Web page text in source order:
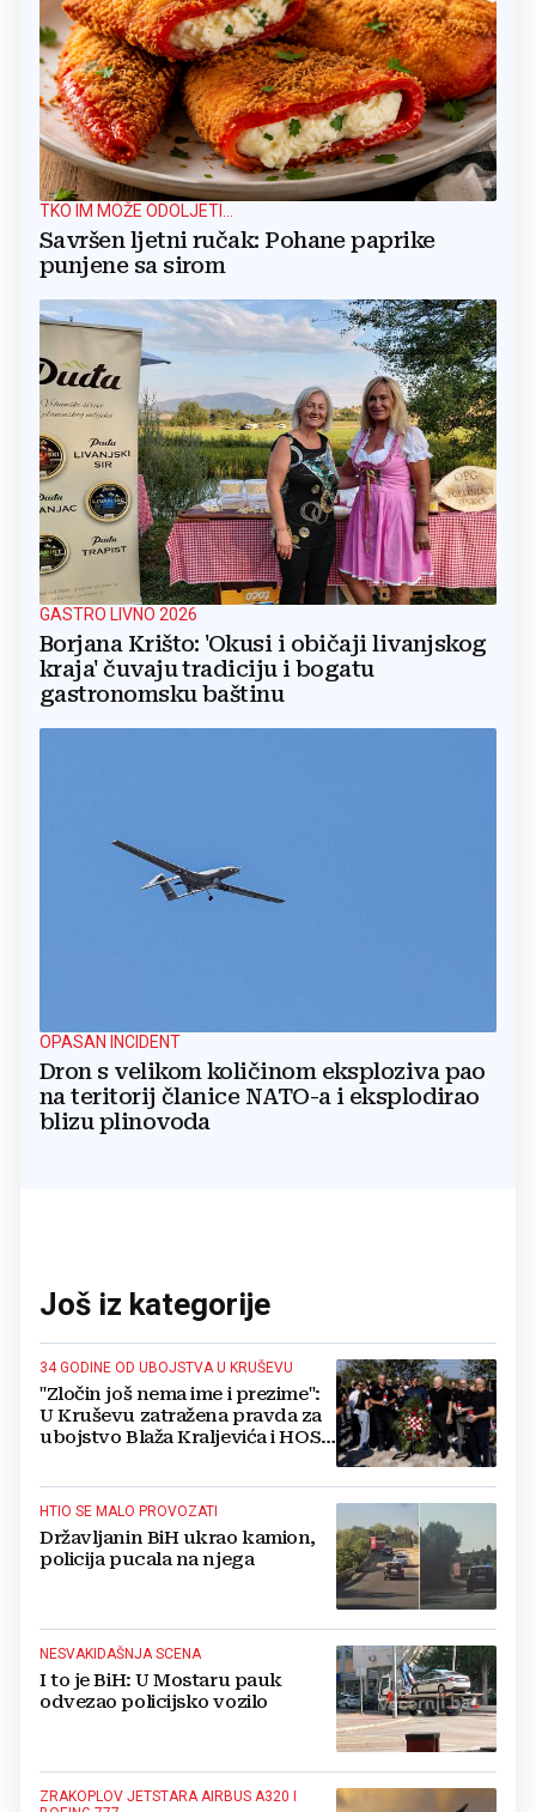
TKO IM MOŽE ODOLJETI...
Savršen ljetni ručak: Pohane paprike
punjene sa sirom
GASTRO LIVNO 2026
Borjana Krišto: 'Okusi i običaji livanjskog
kraja' čuvaju tradiciju i bogatu
gastronomsku baštinu
OPASAN INCIDENT
Dron s velikom količinom eksploziva pao
na teritorij članice NATO-a i eksplodirao
blizu plinovoda
Još iz kategorije
34 GODINE OD UBOJSTVA U KRUŠEVU
"Zločin još nema ime i prezime":
U Kruševu zatražena pravda za
ubojstvo Blaža Kraljevića i HOS-
HTIO SE MALO PROVOZATI
Državljanin BiH ukrao kamion,
policija pucala na njega
NESVAKIDAŠNJA SCENA
I to je BiH: U Mostaru pauk
odvezao policijsko vozilo
ZRAKOPLOV JETSTARA AIRBUS A320 I